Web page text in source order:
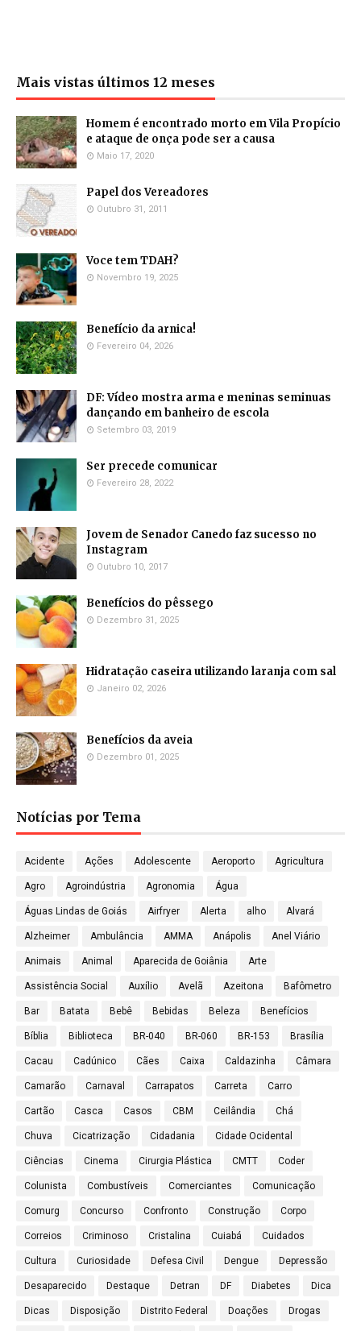
Mais vistas últimos 12 meses
Homem é encontrado morto em Vila Propício
e ataque de onça pode ser a causa
Maio 17, 2020
Papel dos Vereadores
Outubro 31, 2011
Voce tem TDAH?
Novembro 19, 2025
Benefício da arnica!
Fevereiro 04, 2026
DF: Vídeo mostra arma e meninas seminuas
dançando em banheiro de escola
Setembro 03, 2019
Ser precede comunicar
Fevereiro 28, 2022
Jovem de Senador Canedo faz sucesso no
Instagram
Outubro 10, 2017
Benefícios do pêssego
Dezembro 31, 2025
Hidratação caseira utilizando laranja com sal
Janeiro 02, 2026
Benefícios da aveia
Dezembro 01, 2025
Notícias por Tema
Acidente Ações Adolescente Aeroporto Agricultura
Agro Agroindústria Agronomia Água
Águas Lindas de Goiás Airfryer Alerta alho Alvará
Alzheimer Ambulância AMMA Anápolis Anel Viário
Animais Animal Aparecida de Goiânia Arte
Assistência Social Auxílio Avelã Azeitona Bafômetro
Bar Batata Bebê Bebidas Beleza Benefícios
Bíblia Biblioteca BR-040 BR-060 BR-153 Brasília
Cacau Cadúnico Cães Caixa Caldazinha Câmara
Camarão Carnaval Carrapatos Carreta Carro
Cartão Casca Casos CBM Ceilândia Chá
Chuva Cicatrização Cidadania Cidade Ocidental
Ciências Cinema Cirurgia Plástica CMTT Coder
Colunista Combustíveis Comerciantes Comunicação
Comurg Concurso Confronto Construção Corpo
Correios Criminoso Cristalina Cuiabá Cuidados
Cultura Curiosidade Defesa Civil Dengue Depressão
Desaparecido Destaque Detran DF Diabetes Dica
Dicas Disposição Distrito Federal Doações Drogas